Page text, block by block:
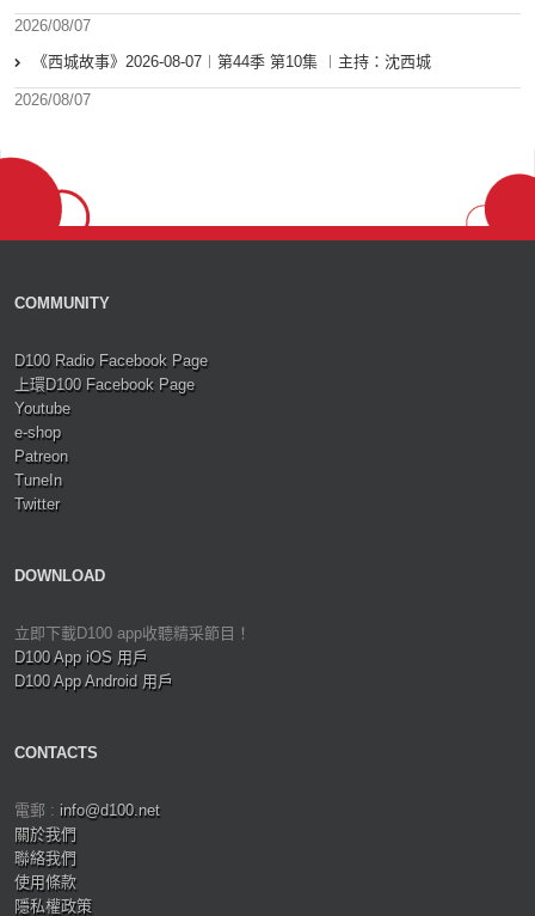
2026/08/07
《西城故事》2026-08-07︱第44季 第10集 ︱主持：沈西城
2026/08/07
COMMUNITY
D100 Radio Facebook Page
上環D100 Facebook Page
Youtube
e-shop
Patreon
TuneIn
Twitter
DOWNLOAD
立即下載D100 app收聽精采節目！
D100 App iOS 用戶
D100 App Android 用戶
CONTACTS
電郵 : info@d100.net
關於我們
聯絡我們
使用條款
隱私權政策